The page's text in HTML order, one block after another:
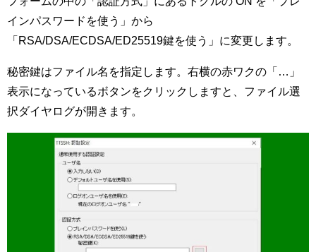
インパスワードを使う」から
「RSA/DSA/ECDSA/ED25519鍵を使う」に変更します。
秘密鍵はファイル名を指定します。右横の赤ワクの「…」
表示になっているボタンをクリックしますと、ファイル選
択ダイヤログが開きます。